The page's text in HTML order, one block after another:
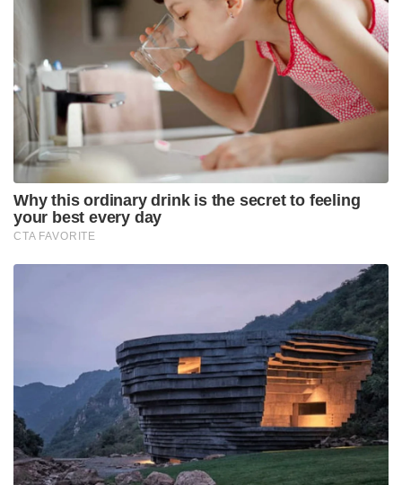
Stories you may like
കോമൺവെൽത്ത് ഗെയിംസ് പതാക ഏറ്റുവാങ്ങി
ഗുജറാത്ത് മുഖ്യമന്ത്രി; 2030ൽ അഹമ്മദാബാദ്
വേദിയാകും
ഗ്ലാസ്‌ഗോയിൽ ഇന്ത്യൻ ബോക്സിങ് കരുത്ത്:
പ്രിയക്കും സാക്ഷിക്കും അരുന്ധതിക്കും സ്വർണം;
ലവ്‌ലിനയ്ക്ക് വെള്ളി
ഇന്നലെ ആദ്യം നടന്ന രാജസ്ഥാൻ vs ഹൈദരാബാദ്
മത്സരം സത്യത്തിൽ ഐപിഎൽ കാണികൾക്ക് ഒരു
വിരുന്ന് ആയിരുന്നു. തങ്ങളുടെ പതിവ് വെടിക്കെട്ട്
മറികടക്കാൻ സാധിക്കില്ല എന്നുറപ്പുള്ള 286 എന്ന ഒരു
ഭീമൻ ടോട്ടൽ ആണ് രാജസ്ഥാന് മുന്നിൽ വച്ചത്.
രാജസ്ഥാന്റെ മറുപടി ഇന്നിംഗ്സിൽ ഇടയ്ക്ക് വന്ന
ചെറിയ ഒരു പിൻവലിവ് അവരുടെ സ്കോറിങ് സ്പീഡ്
നന്നായി കുറച്ചു, അത് സംഭവിക്കാതെ ഒരേ ഫ്ലോയിൽ
രാജസ്ഥാന്റെ ബാറ്റിംഗ് മുന്നോട്ട് പോയിരുന്നെങ്കിൽ
അത് റിസൾട്ടിനെ മറ്റൊരു രീതിയിൽ മാറ്റിയേനെ
എന്നു തോന്നി. ഹൈദരാബാദിലെ അഭിഷേക്, ഹെഡ്,